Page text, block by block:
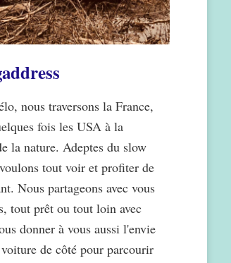
nous traversons la France,
fois les USA à la
la nature. Adeptes du slow
tout voir et profiter de
Nous partageons avec vous
tout prêt ou tout loin avec
donner à vous aussi l'envie
de côté pour parcourir